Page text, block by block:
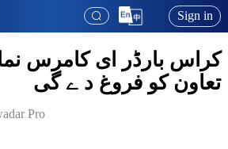
Sign in
کراس بارڈر ای کامرس
تعاون کو فروغ د ے گی
Pro